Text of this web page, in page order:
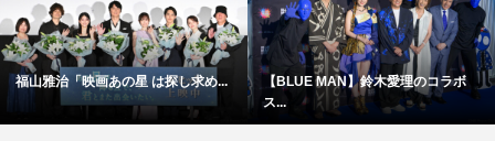
福山雅治「映画あの星 は探し求め...
【BLUE MAN】鈴木愛理のコラボ
ス...